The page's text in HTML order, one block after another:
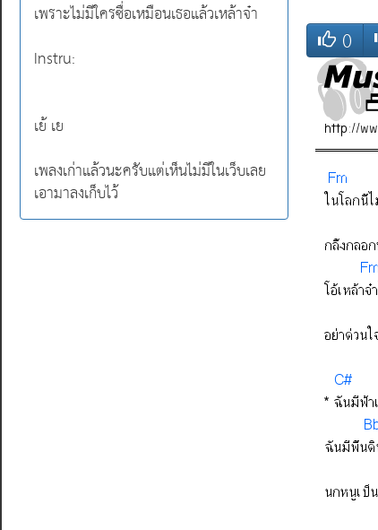
0
เพราะไม่มีใครซื่อเหมือนเธอแล้วเหล้าจ๋า
Instru:
เย้ เย
เพลงเก่าแล้วนะครับแต่เห็นไม่มีในเว็บเลย
เอามาลงเก็บไว้